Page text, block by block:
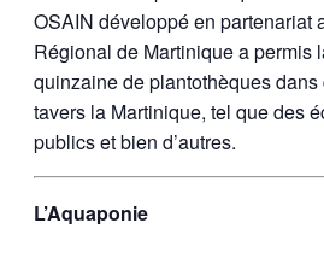
OSAIN développé en partenariat
Régional de Martinique a permis
quinzaine de plantothèques
tavers la Martinique, tel que des
publics et bien d’autres.
L’Aquaponie